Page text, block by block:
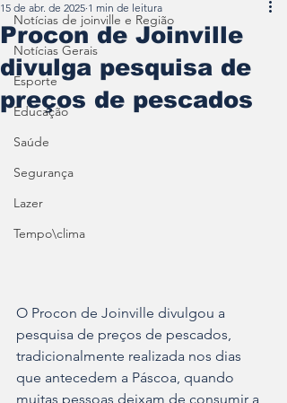
Notícias de joinville e Região
Notícias Gerais
Esporte
Educação
Saúde
Segurança
Lazer
Tempo\clima
Procon de Joinville
divulga pesquisa de
preços de pescados
15 de abr. de 2025 1 min de leitura
O Procon de Joinville divulgou a
pesquisa de preços de pescados,
tradicionalmente realizada nos dias
que antecedem a Páscoa, quando
muitas pessoas deixam de consumir a